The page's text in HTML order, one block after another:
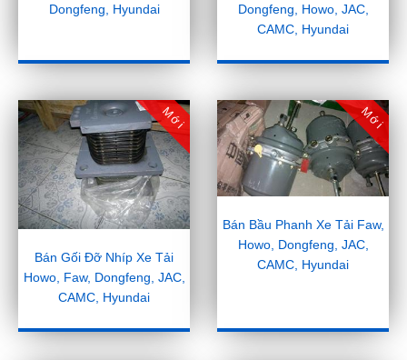
Dongfeng, Hyundai
Dongfeng, Howo, JAC,
CAMC, Hyundai
Mới
Bán Gối Đỡ Nhíp Xe Tải
Howo, Faw, Dongfeng, JAC,
CAMC, Hyundai
Mới
Bán Bầu Phanh Xe Tải Faw,
Howo, Dongfeng, JAC,
CAMC, Hyundai